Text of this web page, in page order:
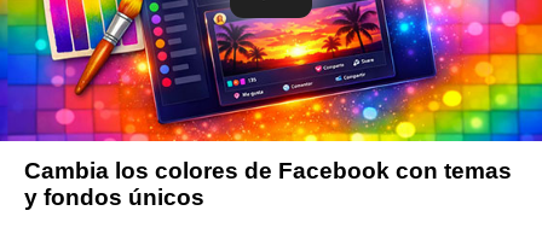
Cambia los colores de Facebook con temas
y fondos únicos